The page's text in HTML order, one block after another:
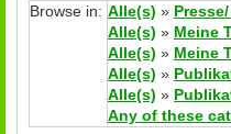
Browse in: Alle(s) »
Alle(s) » Meine
Alle(s) » Meine
Alle(s) »
Alle(s) »
Any of these